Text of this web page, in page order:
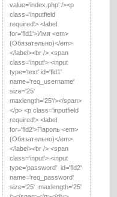
value='index.php' /><p
class='inputfield
required'> <label
for='fld1'>Имя <em>
(Обязательно)</em>
</label><br /> <span
class='input'> <input
type='text' id='fld1'
name='req_username'
size='25'
maxlength='25'/></span>
</p> <p class='inputfield
required'> <label
for='fld2'>Пароль <em>
(Обязательно)</em>
</label><br /> <span
class='input'> <input
type='password' id='fld2'
name='req_password'
size='25' maxlength='25'